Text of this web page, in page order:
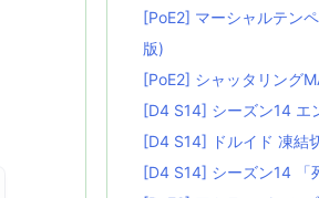
[PoE2] マーシャルテン
版)
[PoE2] シャッタリング
[D4 S14] シーズン14 エ
[D4 S14] ドルイド 凍結
[D4 S14] シーズン14 「